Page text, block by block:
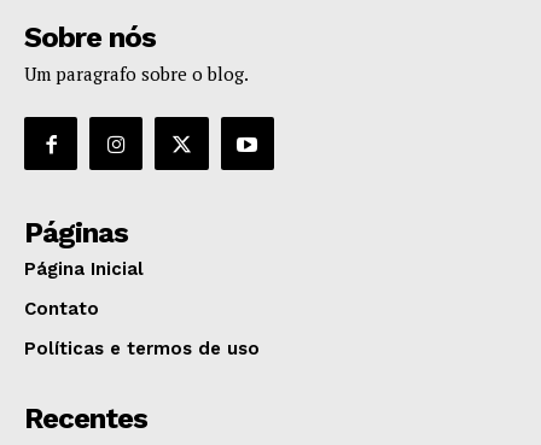
Sobre nós
Um paragrafo sobre o blog.
Páginas
Página Inicial
Contato
Políticas e termos de uso
Recentes